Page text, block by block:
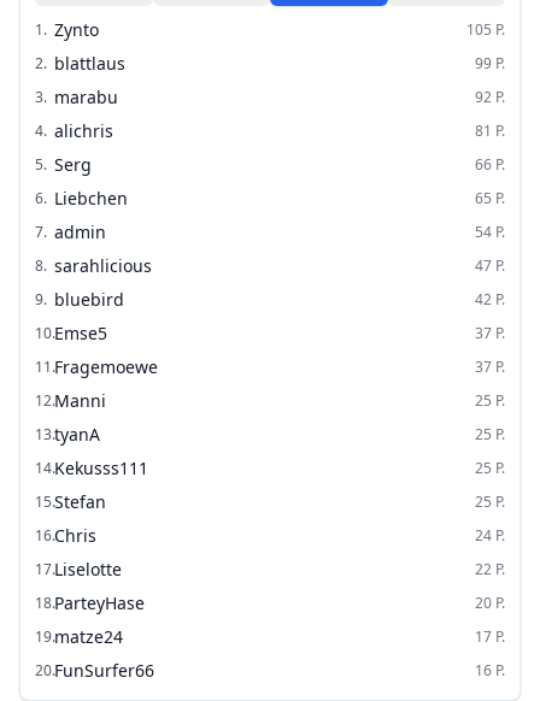
1. Zynto 105 P.
2. blattlaus 99 P.
3. marabu 92 P.
4. alichris 81 P.
5. Serg 66 P.
6. Liebchen 65 P.
7. admin 54 P.
8. sarahlicious 47 P.
9. bluebird 42 P.
10.Emse5 37 P.
11.Fragemoewe 37 P.
12.Manni 25 P.
13.tyanA 25 P.
14.Kekusss111 25 P.
15.Stefan 25 P.
16.Chris 24 P.
17.Liselotte 22 P.
18.ParteyHase 20 P.
19.matze24 17 P.
20.FunSurfer66 16 P.